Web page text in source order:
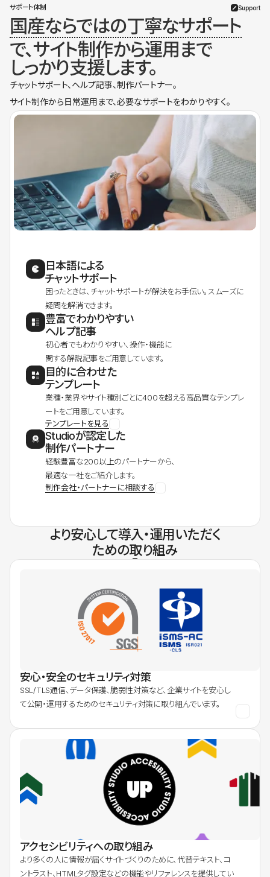
サポート体制 Support
国産ならではの丁寧なサポート
で、サイト制作から運用まで
しっかり支援します。
チャットサポート、ヘルプ記事、制作パートナー。
サイト制作から日常運用まで、必要なサポートをわかりやすく。
日本語による
チャットサポート
困ったときは、チャットサポートが解決をお手伝い。スムーズに
疑問を解消できます。
豊富でわかりやすい
ヘルプ記事
初心者でもわかりやすい、操作・機能に
関する解説記事をご用意しています。
目的に合わせた
テンプレート
業種・業界やサイト種別ごとに400を超える高品質なテンプレ
ートをご用意しています。
テンプレートを見る
Studioが認定した
制作パートナー
経験豊富な200以上のパートナーから、
最適な一社をご紹介します。
制作会社・パートナーに相談する
より安心して導入・運用いただく
ための取り組み
安心・安全のセキュリティ対策
SSL/TLS通信、データ保護、脆弱性対策など、企業サイトを安心し
て公開・運用するためのセキュリティ対策に取り組んでいます。
アクセシビリティへの取り組み
より多くの人に情報が届くサイトづくりのために、代替テキスト、コ
ントラスト、HTMLタグ設定などの機能やリファレンスを提供してい